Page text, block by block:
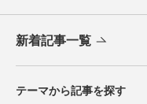
新着記事一覧
テーマから記事を探す